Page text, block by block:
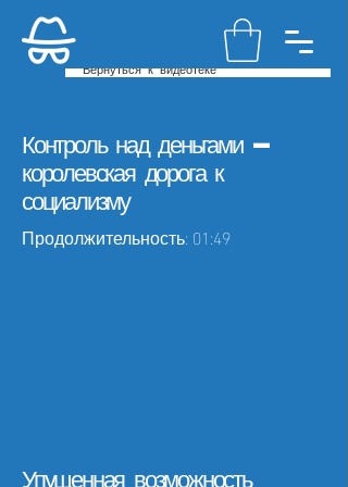
Вернуться к видеотеке
Контроль над деньгами —
королевская дорога к
социализму
Продолжительность: 01:49
Упущенная возможность